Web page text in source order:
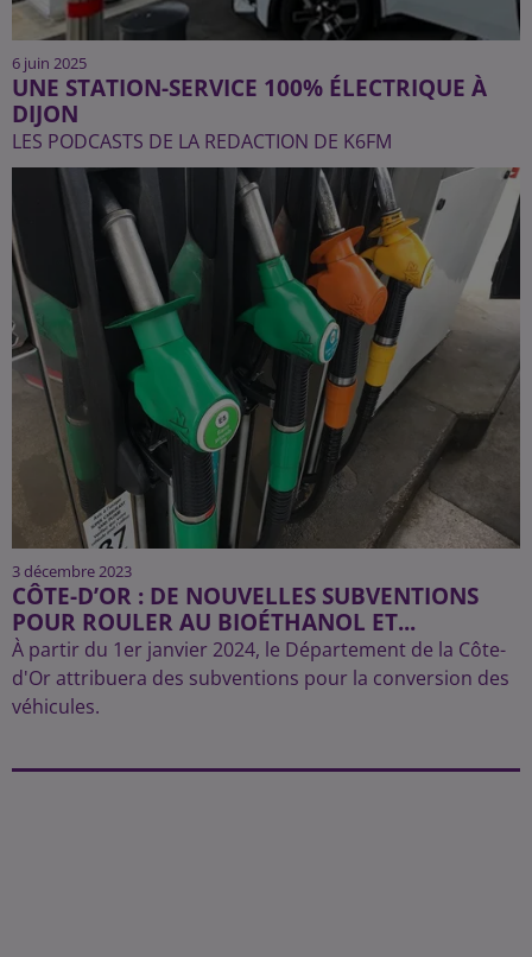
6 juin 2025
UNE STATION-SERVICE 100% ÉLECTRIQUE À
DIJON
LES PODCASTS DE LA REDACTION DE K6FM
3 décembre 2023
CÔTE-D’OR : DE NOUVELLES SUBVENTIONS
POUR ROULER AU BIOÉTHANOL ET...
À partir du 1er janvier 2024, le Département de la Côte-
d'Or attribuera des subventions pour la conversion des
véhicules.